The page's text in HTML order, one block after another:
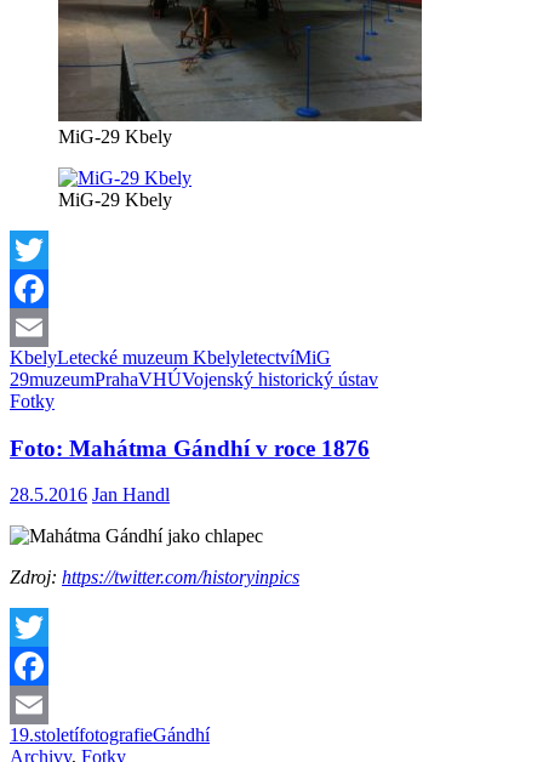
MiG-29 Kbely
MiG-29 Kbely
Twitter
Facebook
Email
KbelyLetecké muzeum KbelyletectvíMiG
29muzeumPrahaVHÚVojenský historický ústav
Fotky
Foto: Mahátma Gándhí v roce 1876
28.5.2016 Jan Handl
Zdroj: https://twitter.com/historyinpics
Twitter
Facebook
Email
19.stoletífotografieGándhí
Archivy, Fotky